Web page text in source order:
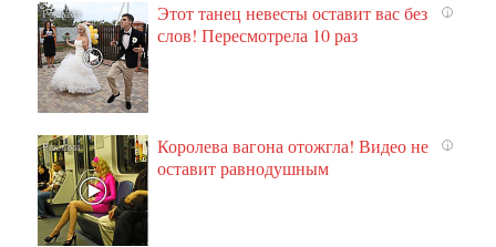
i
Этот танец невесты оставит вас без
слов! Пересмотрела 10 раз
i
Королева вагона отожгла! Видео не
оставит равнодушным